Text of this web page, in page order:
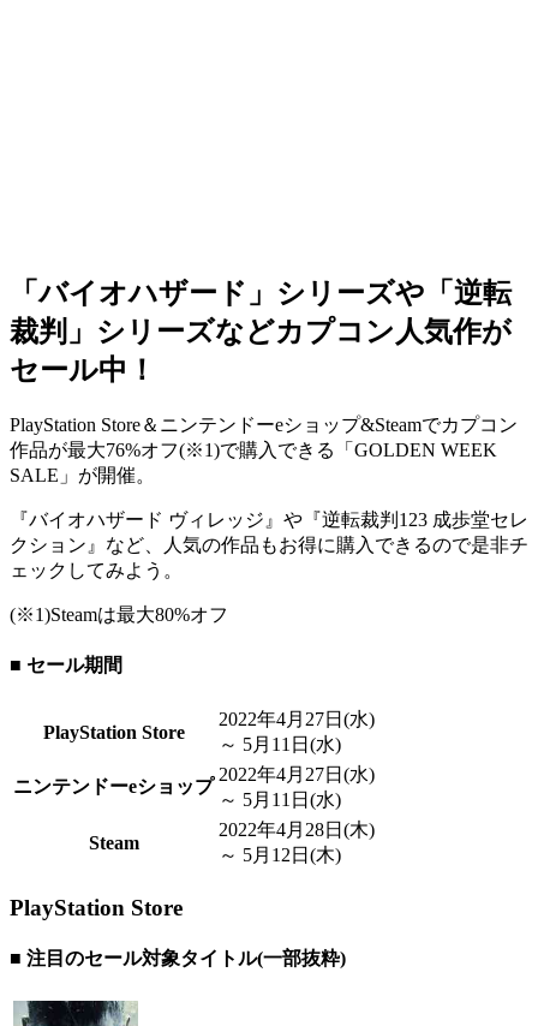
「バイオハザード」シリーズや「逆転
裁判」シリーズなどカプコン人気作が
セール中！
PlayStation Store＆ニンテンドーeショップ&Steamでカプコン
作品が最大76%オフ(※1)で購入できる
「GOLDEN WEEK
SALE」 が開催。
『バイオハザード ヴィレッジ 』や『逆転裁判123 成歩堂セレ
クション 』など、人気の作品もお得に購入 できるので是非チ
ェックしてみよう。
(※1)Steamは最大80%オフ
■ セール期間
PlayStation Store
2022年4月27日(水)
～ 5月11日(水)
ニンテンドーeショップ
2022年4月27日(水)
～ 5月11日(水)
Steam
2022年4月28日(木)
～ 5月12日(木)
PlayStation Store
■ 注目のセール対象タイトル(一部抜粋)